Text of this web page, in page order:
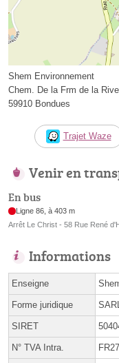
Shem Environnement
Chem. De la Frm de la Rive
59910 Bondues
Trajet Waze
Venir en
En bus
Ligne 86, à 403 m
Arrêt Le Christ - 58 Rue René
Informations
Enseigne
Forme juridique
SIRET
N° TVA Intra.